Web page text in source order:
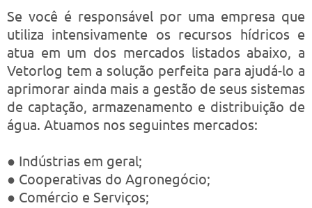
Se você é responsável por uma empresa que
utiliza intensivamente os recursos hídricos e
atua em um dos mercados listados abaixo, a
Vetorlog tem a solução perfeita para ajudá-lo a
aprimorar ainda mais a gestão de seus sistemas
de captação, armazenamento e distribuição de
água. Atuamos nos seguintes mercados:
● Indústrias em geral;
● Cooperativas do Agronegócio;
● Comércio e Serviços;